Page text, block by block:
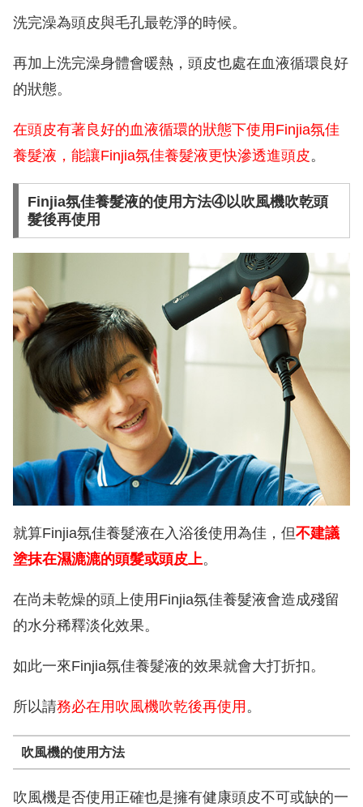
洗完澡為頭皮與毛孔最乾淨的時候。
再加上洗完澡身體會暖熱，頭皮也處在血液循環良好
的狀態。
在頭皮有著良好的血液循環的狀態下使用Finjia氛佳
養髮液，能讓Finjia氛佳養髮液更快滲透進頭皮。
Finjia氛佳養髮液的使用方法④以吹風機吹乾頭
髮後再使用
就算Finjia氛佳養髮液在入浴後使用為佳，但不建議
塗抹在濕漉漉的頭髮或頭皮上。
在尚未乾燥的頭上使用Finjia氛佳養髮液會造成殘留
的水分稀釋淡化效果。
如此一來Finjia氛佳養髮液的效果就會大打折扣。
所以請務必在用吹風機吹乾後再使用 。
吹風機的使用方法
吹風機是否使用正確也是擁有健康頭皮不可或缺的一